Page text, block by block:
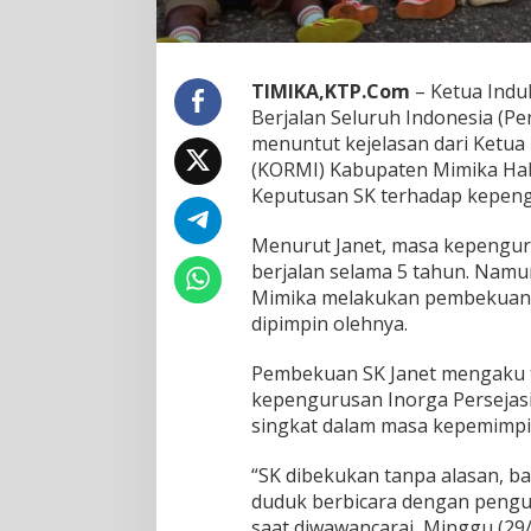
O
R
M
i
m
i
k
a
u
n
t
u
t
e
m
b
e
u
a
n
TIMIKA,KTP.Com – Ketua
Berjalan Seluruh Indonesia
menuntut kejelasan dari
(KORMI) Kabupaten Mimika
Keputusan SK terhadap
Menurut Janet, masa
berjalan selama 5 tahun.
Mimika melakukan
dipimpin olehnya.
Pembekuan SK Janet
kepengurusan Inorga
singkat dalam masa
“SK dibekukan tanpa alasan,
duduk berbicara dengan